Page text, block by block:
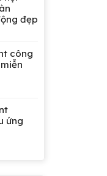
đẹp
công
ứng